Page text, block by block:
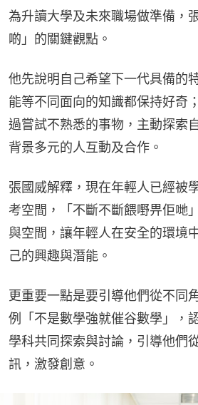
為升讀大學及未來職場做準備，
啲」的關鍵觀點。
他先說明自己希望下一代具備的
能等不同面向的知識都保持好奇
過嘗試不熟悉的事物，主動探索
背景多元的人互動及合作。
張國威解釋，現在年輕人已經被
考空間，「不斷不斷餵嘢畀佢哋
與空間，讓年輕人在安全的環境
己的興趣與潛能。
更重要一點是要引導他們從不同
例「不是數學強就催谷數學」，
學科共同探索與討論，引導他們
訊，激發創意。